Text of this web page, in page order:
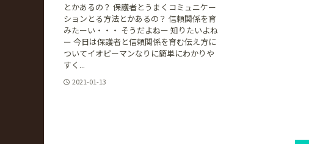
とかあるの？ 保護者とうまくコミュニケー
ションとる方法とかあるの？ 信頼関係を育
みたーい・・・ そうだよねー 知りたいよね
ー 今日は保護者と信頼関係を育む伝え方に
ついてイオピーマンなりに簡単にわかりや
すく...
2021-01-13